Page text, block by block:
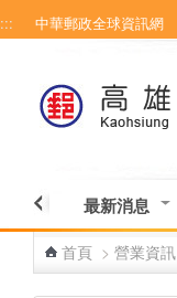
跳到主要內容區塊
::: 中華郵政全球資訊網
最新消息
首頁 > 營業資訊